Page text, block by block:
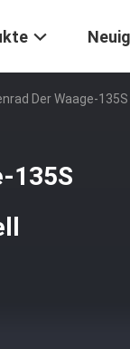
Der Waage-
135S